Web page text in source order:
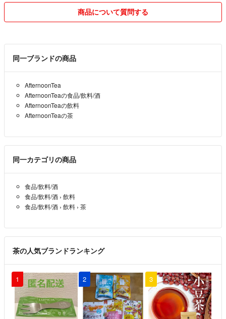
商品について質問する
同一ブランドの商品
AfternoonTea
AfternoonTeaの食品/飲料/酒
AfternoonTeaの飲料
AfternoonTeaの茶
同一カテゴリの商品
食品/飲料/酒
食品/飲料/酒 › 飲料
食品/飲料/酒 › 飲料 › 茶
茶の人気ブランドランキング
1 2 3